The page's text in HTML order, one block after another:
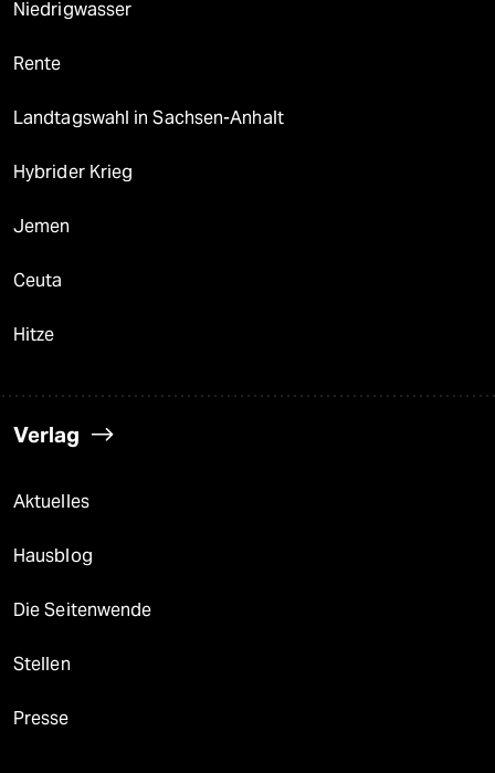
Niedrigwasser
Rente
Landtagswahl in Sachsen-Anhalt
Hybrider Krieg
Jemen
Ceuta
Hitze
Verlag
Aktuelles
Hausblog
Die Seitenwende
Stellen
Presse